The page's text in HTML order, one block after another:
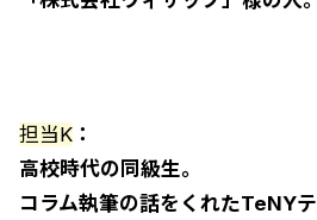
担当K ：
高校時代の同級生。
コラム執筆の話をくれたTeNYテ